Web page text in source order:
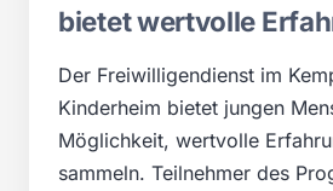
bietet wertvolle
Der Freiwilligendienst im
Kinderheim bietet jungen
Möglichkeit, wertvolle
sammeln. Teilnehmer des